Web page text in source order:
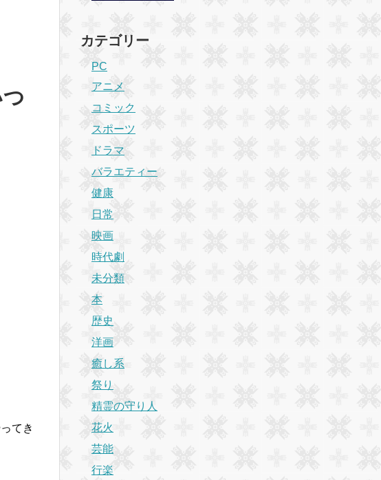
てき
カテゴリー
PC
アニメ
コミック
スポーツ
ドラマ
バラエティー
健康
日常
映画
時代劇
未分類
本
歴史
洋画
癒し系
祭り
精霊の守り人
花火
芸能
行楽